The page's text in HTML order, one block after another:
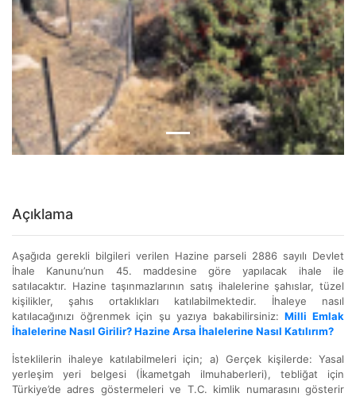
Açıklama
Aşağıda gerekli bilgileri verilen Hazine parseli 2886 sayılı Devlet
İhale Kanunu’nun 45. maddesine göre yapılacak ihale ile
satılacaktır. Hazine taşınmazlarının satış ihalelerine şahıslar, tüzel
kişilikler, şahıs ortaklıkları katılabilmektedir. İhaleye nasıl
katılacağınızı öğrenmek için şu yazıya bakabilirsiniz:Milli Emlak
İhalelerine Nasıl Girilir? Hazine Arsa İhalelerine Nasıl Katılırım?
İsteklilerin ihaleye katılabilmeleri için; a) Gerçek kişilerde: Yasal
yerleşim yeri belgesi (İkametgah ilmuhaberleri), tebliğat için
Türkiye’de adres göstermeleri ve T.C. kimlik numarasını gösterir